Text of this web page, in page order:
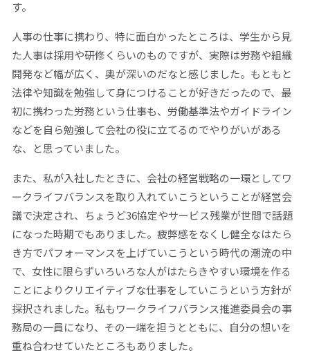
す。
人事の仕事に携わり、特に面白かったところは、学生から見
た人事は採用や研修くらいのものですが、実際は労務や組織
開発など幅が広く、奥が深いのだなと感じました。もともと
法律や知識を勉強して身につけることが好きだったので、最
初に携わった労務という仕事も、労働基準法やガイドライン
などを自ら勉強して会社の役に立てるのでやりがいがある
な、と思っていました。
また、私が入社したときに、会社の経営戦略の一環としてワ
ークライフバランスを取り入れていこうということが経営会
議で決定され、ちょうど36協定やサービス残業が世間で話題
になった時期でもありました。疲弊感をなくし健全なはたら
き方でパフォーマンスを上げていこうという時代の潮流の中
で、女性に限らずいろいろな人がはたらきやすい環境を作る
ことによりクリエイティブな仕事をしていこうという方針が
採択されました。私もワークライフバランス推進委員会の事
務局の一員になり、その一端を担うとともに、自分の想いを
重ね合わせていたところもありました。